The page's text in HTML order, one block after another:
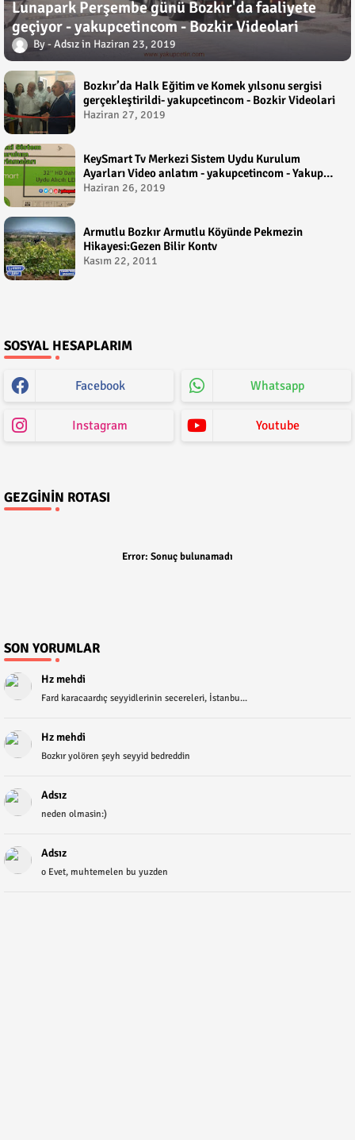
Lunapark Perşembe günü Bozkır'da faaliyete
geçiyor - yakupcetincom - Bozkir Videolari
Adsız Haziran 23, 2019
Bozkır’da Halk Eğitim ve Komek yılsonu sergisi
gerçekleştirildi- yakupcetincom - Bozkir Videolari
Haziran 27, 2019
KeySmart Tv Merkezi Sistem Uydu Kurulum
Ayarları Video anlatım - yakupcetincom - Yakup
Çetin
Haziran 26, 2019
Armutlu Bozkır Armutlu Köyünde Pekmezin
Hikayesi:Gezen Bilir Kontv
Kasım 22, 2011
SOSYAL HESAPLARIM
Facebook Whatsapp
Instagram Youtube
GEZGININ ROTASI
Error: Sonuç bulunamadı
SON YORUMLAR
Hz mehdi
Fard karacaardıç seyyidlerinin secereleri, İstanbu...
Hz mehdi
Bozkır yolören şeyh seyyid bedreddin
Adsız
neden olmasin:)
Adsız
o Evet, muhtemelen bu yuzden